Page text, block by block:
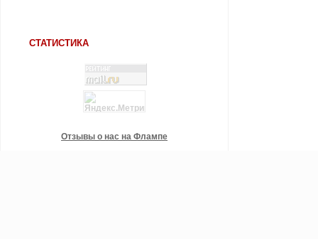
СТАТИСТИКА
Отзывы о нас на Флампе